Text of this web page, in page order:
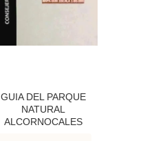
GUIA DEL PARQUE
NATURAL
ALCORNOCALES